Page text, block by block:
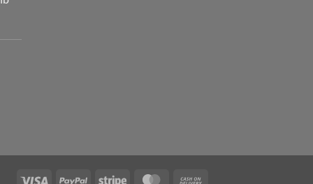
Visa PayPal Stripe MasterCard